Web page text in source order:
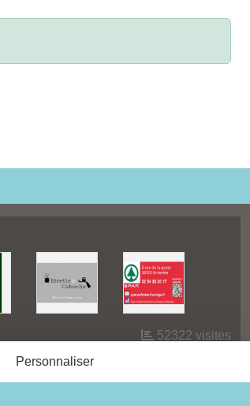
52322 visites
Personnaliser